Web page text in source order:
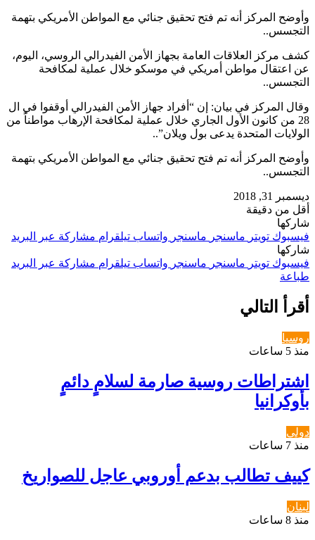
وأوضح المركز أنه تم فتح تحقيق جنائي مع المواطن الأمريكي بتهمة
التجسس..
كشف مركز العلاقات العامة بجهاز الأمن الفيدرالي الروسي، اليوم،
عن اعتقال مواطن أمريكي في موسكو خلال عملية لمكافحة
التجسس..
وقال المركز في بيان: إن “أفراد جهاز الأمن الفيدرالي أوقفوا في ال
28 من كانون الأول الجاري خلال عملية لمكافحة الإرهاب مواطناً من
الولايات المتحدة يدعى بول ويلان”..
وأوضح المركز أنه تم فتح تحقيق جنائي مع المواطن الأمريكي بتهمة
التجسس..
ديسمبر 31, 2018
أقل من دقيقة
شاركها
فيسبوك تويتر ماسنجر ماسنجر واتساب تيلقرام مشاركة عبر البريد
شاركها
فيسبوك تويتر ماسنجر ماسنجر واتساب تيلقرام مشاركة عبر البريد
طباعة
أقرأ التالي
روسيا
منذ 5 ساعات
اشتراطات روسية صارمة لسلامٍ دائمٍ
بأوكرانيا
دولي
منذ 7 ساعات
كييف تطالب بدعم أوروبي عاجل للصواريخ
لبنان
منذ 8 ساعات